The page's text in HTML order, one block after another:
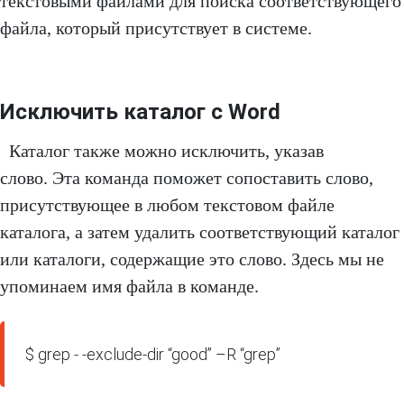
файла, который присутствует в системе.
Исключить каталог с Word
Каталог также можно исключить, указав
слово. Эта команда поможет сопоставить слово,
присутствующее в любом текстовом файле
каталога, а затем удалить соответствующий каталог
или каталоги, содержащие это слово. Здесь мы не
упоминаем имя файла в команде.
$ grep - -exclude-dir “good” –R “grep”